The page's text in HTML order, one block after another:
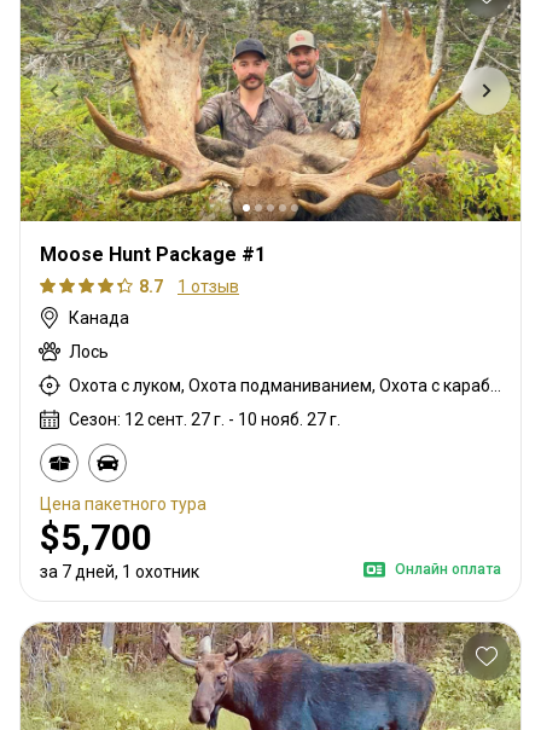
Moose Hunt Package #1
8.7
1 отзыв
Канада
Лось
Сезон: 12 сент. 27 г. - 10 нояб. 27 г.
Цена пакетного тура
$5,700
за 7 дней, 1 охотник Онлайн оплата